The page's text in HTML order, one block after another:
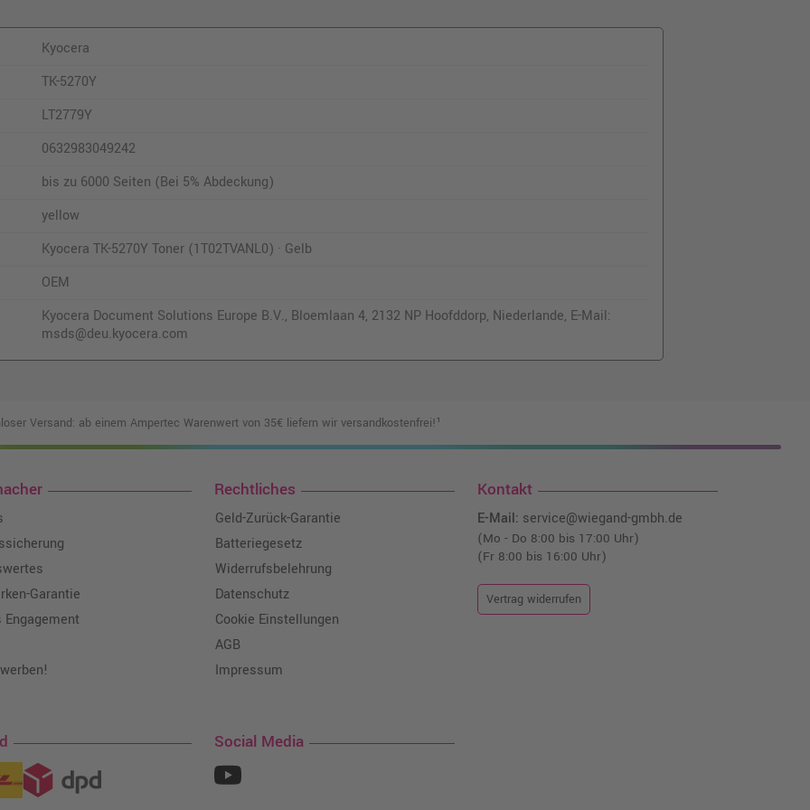
Kyocera
TK-5270Y
LT2779Y
0632983049242
bis zu 6000 Seiten (Bei 5% Abdeckung)
yellow
Kyocera TK-5270Y Toner (1T02TVANL0) · Gelb
OEM
Kyocera Document Solutions Europe B.V., Bloemlaan 4, 2132 NP Hoofddorp, Niederlande, E-Mail:
msds@deu.kyocera.com
Versand: ab einem Ampertec Warenwert von 35€ liefern wir versandkostenfrei!¹
Garantie
Engagement
Rechtliches
Geld-Zurück-Garantie
Batteriegesetz
Widerrufsbelehrung
Datenschutz
Cookie Einstellungen
AGB
Impressum
Kontakt
E-Mail: service@wiegand-gmbh.de
(Mo - Do 8:00 bis 17:00 Uhr)
(Fr 8:00 bis 16:00 Uhr)
Vertrag widerrufen
Social Media